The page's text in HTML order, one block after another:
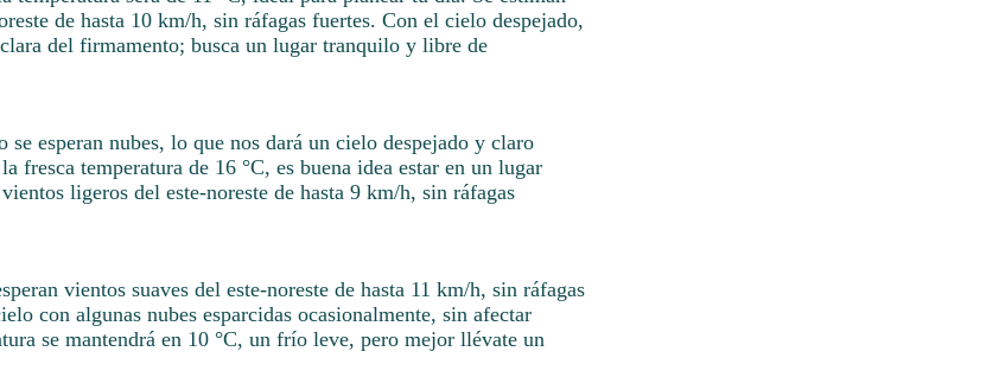
de hasta 10 km/h, sin ráfagas fuertes. Con el cielo despejado,
del firmamento; busca un lugar tranquilo y libre de
se esperan nubes, lo que nos dará un cielo despejado y claro
fresca temperatura de 16 °C, es buena idea estar en un lugar
ligeros del este-noreste de hasta 9 km/h, sin ráfagas
vientos suaves del este-noreste de hasta 11 km/h, sin ráfagas
con algunas nubes esparcidas ocasionalmente, sin afectar
se mantendrá en 10 °C, un frío leve, pero mejor llévate un